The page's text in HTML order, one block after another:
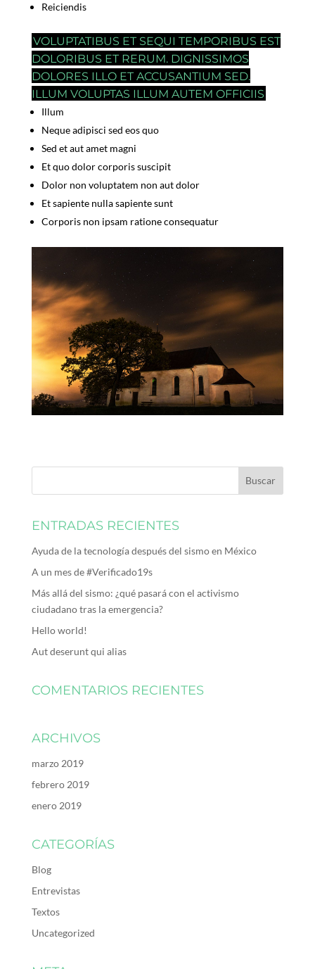
Reiciendis
VOLUPTATIBUS ET SEQUI TEMPORIBUS EST
DOLORIBUS ET RERUM. DIGNISSIMOS
DOLORES ILLO ET ACCUSANTIUM SED.
ILLUM VOLUPTAS ILLUM AUTEM OFFICIIS
Illum
Neque adipisci sed eos quo
Sed et aut amet magni
Et quo dolor corporis suscipit
Dolor non voluptatem non aut dolor
Et sapiente nulla sapiente sunt
Corporis non ipsam ratione consequatur
ENTRADAS RECIENTES
Ayuda de la tecnología después del sismo en México
A un mes de #Verificado19s
Más allá del sismo: ¿qué pasará con el activismo
ciudadano tras la emergencia?
Hello world!
Aut deserunt qui alias
COMENTARIOS RECIENTES
ARCHIVOS
marzo 2019
febrero 2019
enero 2019
CATEGORÍAS
Blog
Entrevistas
Textos
Uncategorized